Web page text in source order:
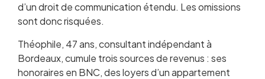
d’un droit de communication étendu. Les omissions
sont donc risquées.
Théophile, 47 ans, consultant indépendant à
Bordeaux, cumule trois sources de revenus : ses
honoraires en BNC, des loyers d’un appartement